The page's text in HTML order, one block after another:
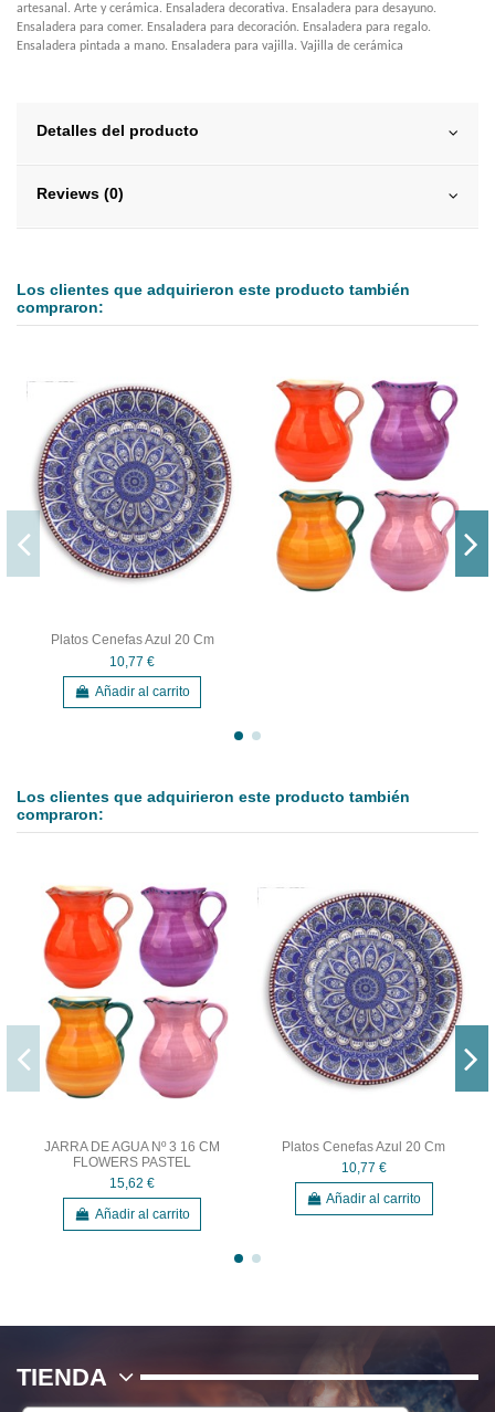
artesanal. Arte y cerámica. Ensaladera decorativa. Ensaladera para desayuno.
Ensaladera para comer. Ensaladera para decoración. Ensaladera para regalo.
Ensaladera pintada a mano. Ensaladera para vajilla. Vajilla de cerámica
Detalles del producto
Reviews (0)
Los clientes que adquirieron este producto también
compraron:
Platos Cenefas Azul 20 Cm
10,77 €
Añadir al carrito
Los clientes que adquirieron este producto también
compraron:
JARRA DE AGUA Nº 3 16 CM
FLOWERS PASTEL
15,62 €
Añadir al carrito
Platos Cenefas Azul 20 Cm
10,77 €
Añadir al carrito
TIENDA